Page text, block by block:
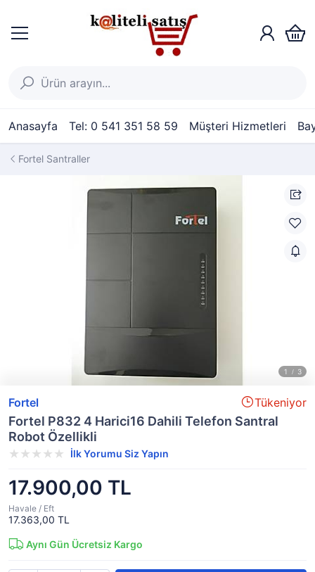
Anasayfa Tel: 0 541 351 58 59 Müşteri Hizmetleri
Fortel Santraller
Fortel Tükeniyor
Fortel P832 4 Harici16 Dahili Telefon Santral
Robot Özellikli
İlk Yorumu Siz Yapın
17.900,00 TL
Havale / Eft
17.363,00 TL
Aynı Gün Ücretsiz Kargo